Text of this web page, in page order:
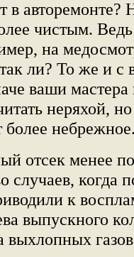
авторемонте?
чистым. Ведь
на
ли? То же и с
ваши мастера
неряхой,
отсек менее
случаев, когда
к
выпускного
выхлопных